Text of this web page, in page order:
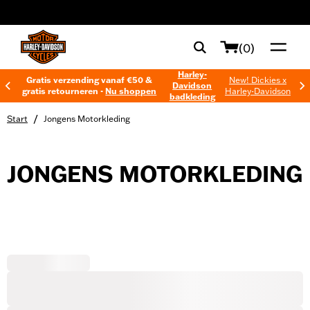
(0)
Gratis verzending vanaf €50 &
gratis retourneren -Nu shoppen
Harley-
Davidson
badkleding
New! Dickies x
Harley-Davidson
Start / Jongens Motorkleding
JONGENS MOTORKLEDING